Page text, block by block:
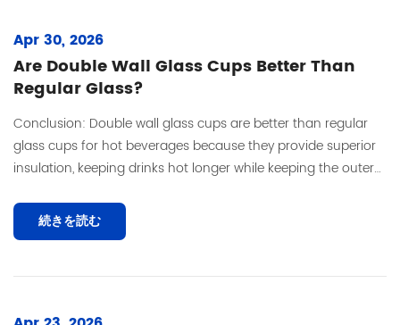
Apr 30, 2026
Are Double Wall Glass Cups Better Than
Regular Glass?
Conclusion: Double wall glass cups are better than regular
glass cups for hot beverages because they provide superior
insulation, keeping drinks hot longer while keeping the outer
続きを読む